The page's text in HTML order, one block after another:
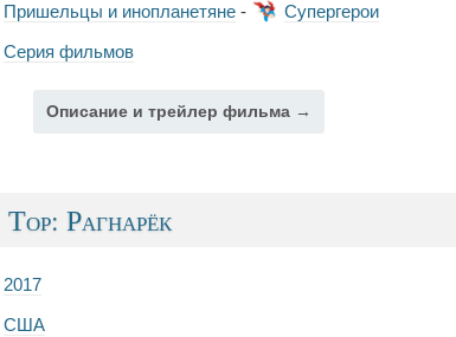
Пришельцы и инопланетяне -
Супергерои
Серия фильмов
Описание и трейлер фильма →
Тор: Рагнарёк
2017
США